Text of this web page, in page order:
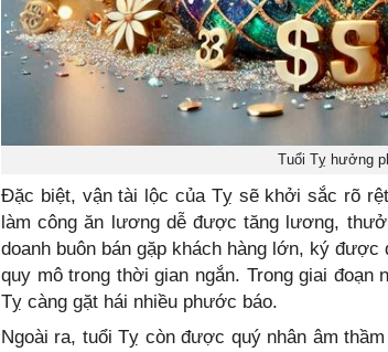
Tuổi Tỵ hưởng
Đặc biệt, vận tài lộc của Tỵ sẽ khởi sắc rõ
làm công ăn lương dễ được tăng lương,
doanh buôn bán gặp khách hàng lớn, ký
quy mô trong thời gian ngắn. Trong giai đoạn
Tỵ càng gặt hái nhiều phước báo.
Ngoài ra, tuổi Tỵ còn được quý nhân âm